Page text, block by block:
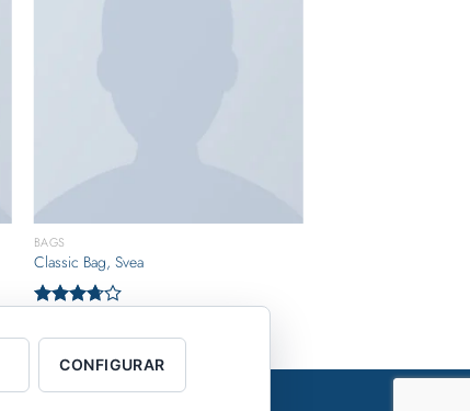
BAGS
Classic Bag, Svea
con3.50
de 5
CONFIGURAR